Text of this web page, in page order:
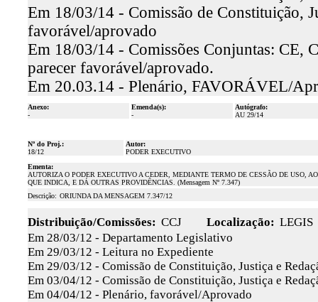
Em 18/03/14 - Comissão de Constituição,
favorável/aprovado
Em 18/03/14 - Comissões Conjuntas: CE,
parecer favorável/aprovado.
Em 20.03.14 - Plenário, FAVORÁVEL/
Anexo:
-
Emenda(s):
-
Autógrafo:
AU 29/14
Nº do Proj.:
18/12
Autor:
PODER EXECUTIVO
Ementa:
AUTORIZA O PODER EXECUTIVO A CEDER, MEDIANTE TERMO DE CESSÃO DE USO,
QUE INDICA, E DÁ OUTRAS PROVIDÊNCIAS. (Mensagem Nº 7.347)
Descrição: ORIUNDA DA MENSAGEM 7.347/12
Distribuição/Comissões: CCJ Localização: LEGIS
Em 28/03/12 - Departamento Legislativo
Em 29/03/12 - Leitura no Expediente
Em 29/03/12 - Comissão de Constituição, Justiça e
Em 03/04/12 - Comissão de Constituição, Justiça e
Em 04/04/12 - Plenário, favorável/Aprovado